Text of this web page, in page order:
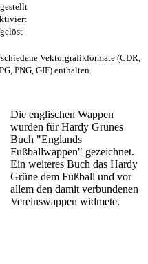
Vektorgrafikformate (CDR,
PNG, GIF) enthalten.
Die englischen Wappen
wurden für Hardy Grünes
Buch "Englands
Fußballwappen" gezeichnet.
Ein weiteres Buch das Hardy
Grüne dem Fußball und vor
allem den damit verbundenen
Vereinswappen widmete.